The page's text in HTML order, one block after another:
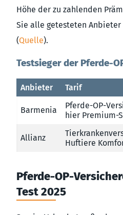
Höhe der zu zahlenden
Sie alle getesteten
(Quelle).
Testsieger der Pferde-
Anbieter Tarif
Barmenia
Pferde-OP-
hier Premium-
Allianz
Huftiere
Pferde-OP-
Test 2025